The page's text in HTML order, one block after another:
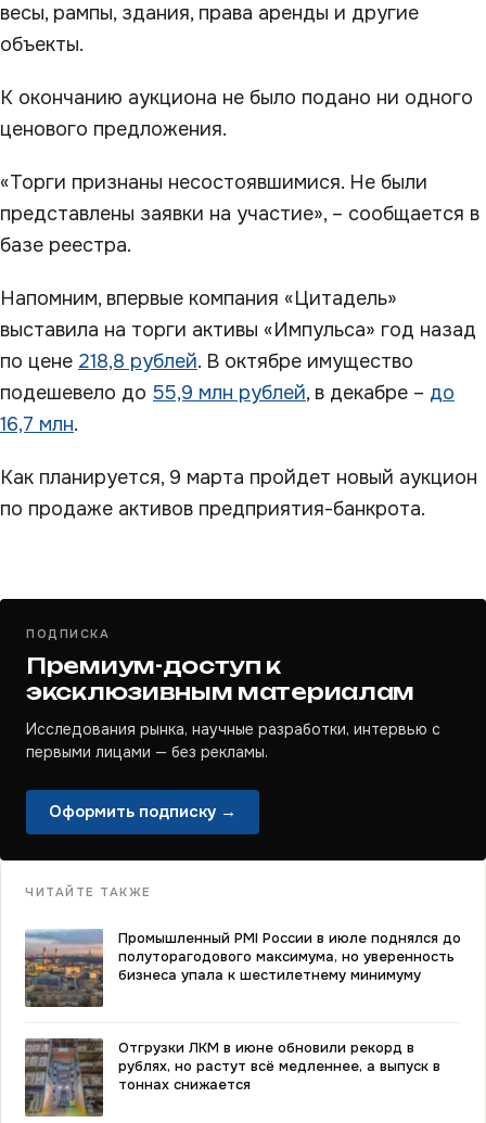
весы, рампы, здания, права аренды и другие
объекты.
К окончанию аукциона не было подано ни одного
ценового предложения.
«Торги признаны несостоявшимися. Не были
представлены заявки на участие», – сообщается в
базе реестра.
Напомним, впервые компания «Цитадель»
выставила на торги активы «Импульса» год назад
по цене 218,8 рублей. В октябре имущество
подешевело до 55,9 млн рублей, в декабре – до
16,7 млн.
Как планируется, 9 марта пройдет новый аукцион
по продаже активов предприятия-банкрота.
ПОДПИСКА
Премиум-доступ к
эксклюзивным материалам
Исследования рынка, научные разработки, интервью с
первыми лицами — без рекламы.
Оформить подписку →
ЧИТАЙТЕ ТАКЖЕ
Промышленный PMI России в июле поднялся до
полуторагодового максимума, но уверенность
бизнеса упала к шестилетнему минимуму
Отгрузки ЛКМ в июне обновили рекорд в
рублях, но растут всё медленнее, а выпуск в
тоннах снижается